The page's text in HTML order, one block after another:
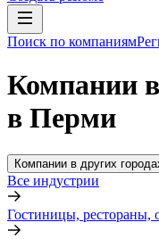
Поиск по компаниям
Компании
в Перми
Компании в других
Все индустрии
Гостиницы, рестораны,